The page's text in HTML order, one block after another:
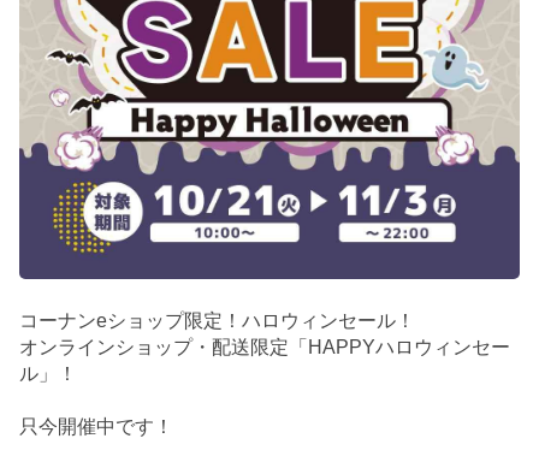
コーナンeショップ限定！ハロウィンセール！
オンラインショップ・配送限定「HAPPYハロウィンセー
ル」！
只今開催中です！